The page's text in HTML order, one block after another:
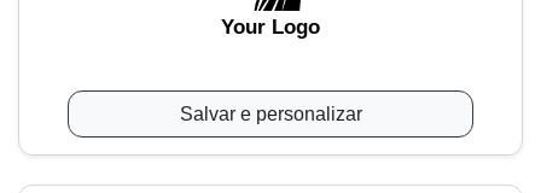
Your Logo
Salvar e personalizar